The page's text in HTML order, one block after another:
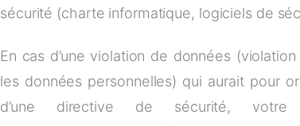
sécurité (charte informatique, logiciels de
En cas d’une violation de données
les données personnelles) qui aurait pour
d’une directive de sécurité, votre